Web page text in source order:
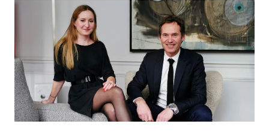
Email Facebook LinkedIn
Bluesky Whatsapp